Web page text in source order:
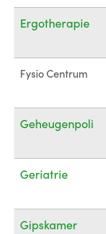
Ergotherapie
Fysio Centrum
Geheugenpoli
Geriatrie
Gipskamer